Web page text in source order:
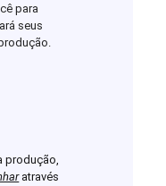
para
seus
produção,
através